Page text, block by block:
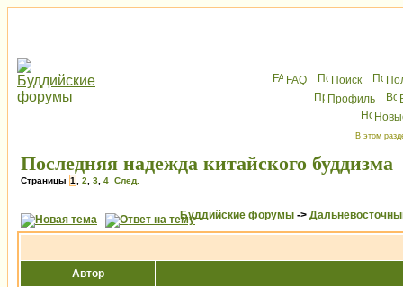
FAQ Поиск
Профиль
В этом
Последняя надежда китайского буддизма
Страницы 1 2 3 4 След.
Буддийские форумы ->
Автор